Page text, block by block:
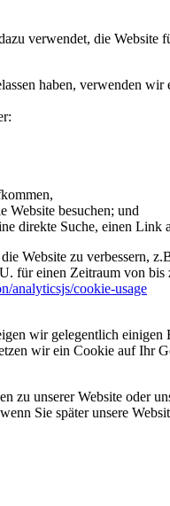
verwendet, die Website
haben, verwenden
Website besuchen; und
direkte Suche, einen
Website zu verbessern,
für einen Zeitraum von
analyticsjs/cookie-usage
wir gelegentlich
wir ein Cookie auf Ihr
zu unserer Website oder
Sie später unsere